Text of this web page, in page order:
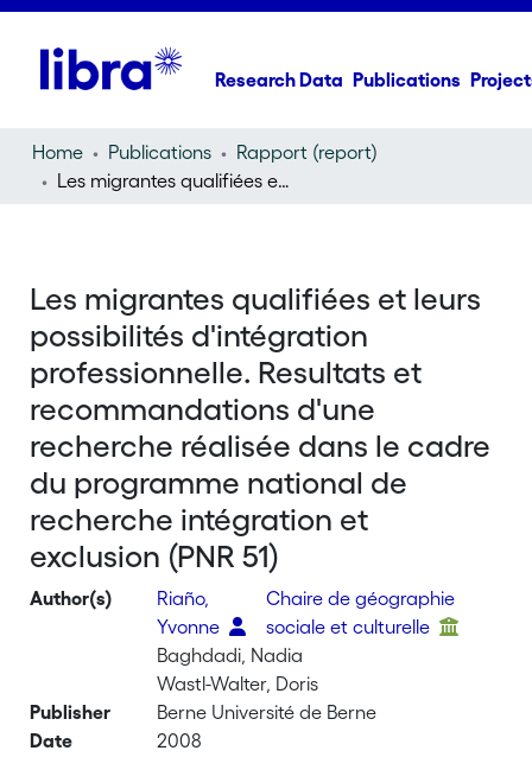
Research Data Publications
Home Publications
Rapport (report)
Les migrantes qualifiées et leurs possibilités d'intégration professionnelle. Resultats et recommandations d'une recherche réalisée dans le cadre du programme national de recherche intégration et exclusion (PNR 51)
Les migrantes qualifiées et leurs
possibilités d'intégration
professionnelle. Resultats et
recommandations d'une
recherche réalisée dans le cadre
du programme national de
recherche intégration et
exclusion (PNR 51)
Author(s)
Riaño,
Yvonne
Chaire de géographie
sociale et culturelle
Baghdadi, Nadia
Wastl-Walter, Doris
Publisher
Berne Université de Berne
Date
2008